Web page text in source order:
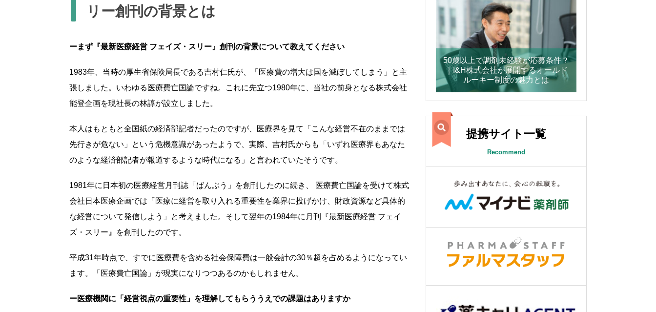
リー創刊の背景とは
ーまず『最新医療経営 フェイズ・スリー』創刊の背景について教えてください
1983年、当時の厚生省保険局長である吉村仁氏が、「医療費の増大は国を滅ぼしてしまう」と主
張しました。いわゆる医療費亡国論ですね。これに先立つ1980年に、当社の前身となる株式会社
能登企画を現社長の林諄が設立しました。
本人はもともと全国紙の経済部記者だったのですが、医療界を見て「こんな経営不在のままでは
先行きが危ない」という危機意識があったようで、実際、吉村氏からも「いずれ医療界もあなた
のような経済部記者が報道するような時代になる」と言われていたそうです。
1981年に日本初の医療経営月刊誌「ばんぶう」を創刊したのに続き、 医療費亡国論を受けて株式
会社日本医療企画では「医療に経営を取り入れる重要性を業界に投げかけ、財政資源など具体的
な経営について発信しよう」と考えました。そして翌年の1984年に月刊『最新医療経営 フェイ
ズ・スリー』を創刊したのです。
平成31年時点で、すでに医療費を含める社会保障費は一般会計の30％超を占めるようになってい
ます。「医療費亡国論」が現実になりつつあるのかもしれません。
ー医療機関に「経営視点の重要性」を理解してもらううえでの課題はありますか
50歳以上で調剤未経験が応募条件？
｜I&H株式会社が展開するオールド
ルーキー制度の魅力とは
提携サイト一覧
Recommend